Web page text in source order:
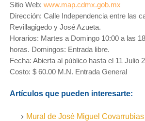
Sitio Web: www.map.cdmx.gob.mx
Dirección: Calle Independencia entre las
Revillagigedo y José Azueta.
Horarios: Martes a Domingo 10:00 a las
horas. Domingos: Entrada libre.
Fecha: Abierta al público hasta el 11 Julio
Costo: $ 60.00 M.N. Entrada General
Artículos que pueden interesarte:
Mural de José Miguel